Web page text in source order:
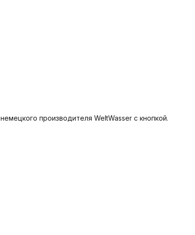
производителя WeltWasser с кнопкой.